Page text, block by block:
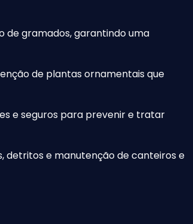
de gramados, garantindo uma
de plantas ornamentais que
e seguros para prevenir e tratar
detritos e manutenção de canteiros e